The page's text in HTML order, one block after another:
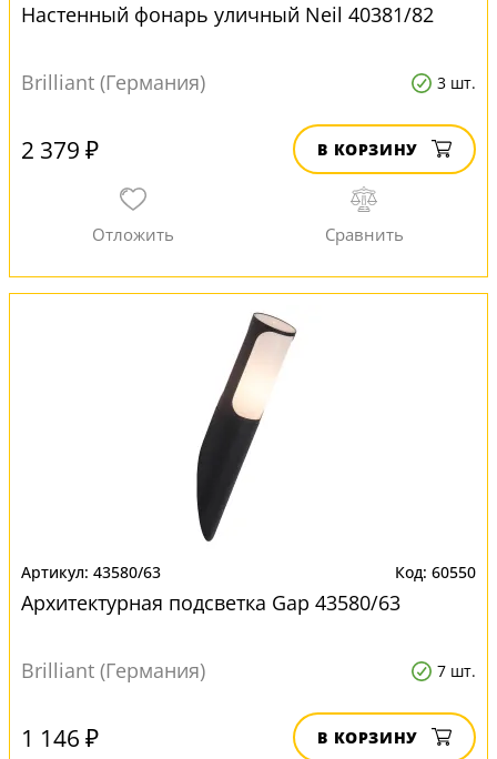
Настенный фонарь уличный Neil 40381/82
Brilliant (Германия) 3 шт.
2 379 ₽ В КОРЗИНУ
43580/63 60550
Архитектурная подсветка Gap 43580/63
Brilliant (Германия) 7 шт.
1 146 ₽ В КОРЗИНУ